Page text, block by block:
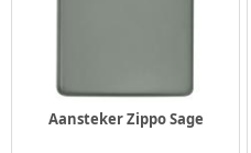
Aansteker Zippo Sage